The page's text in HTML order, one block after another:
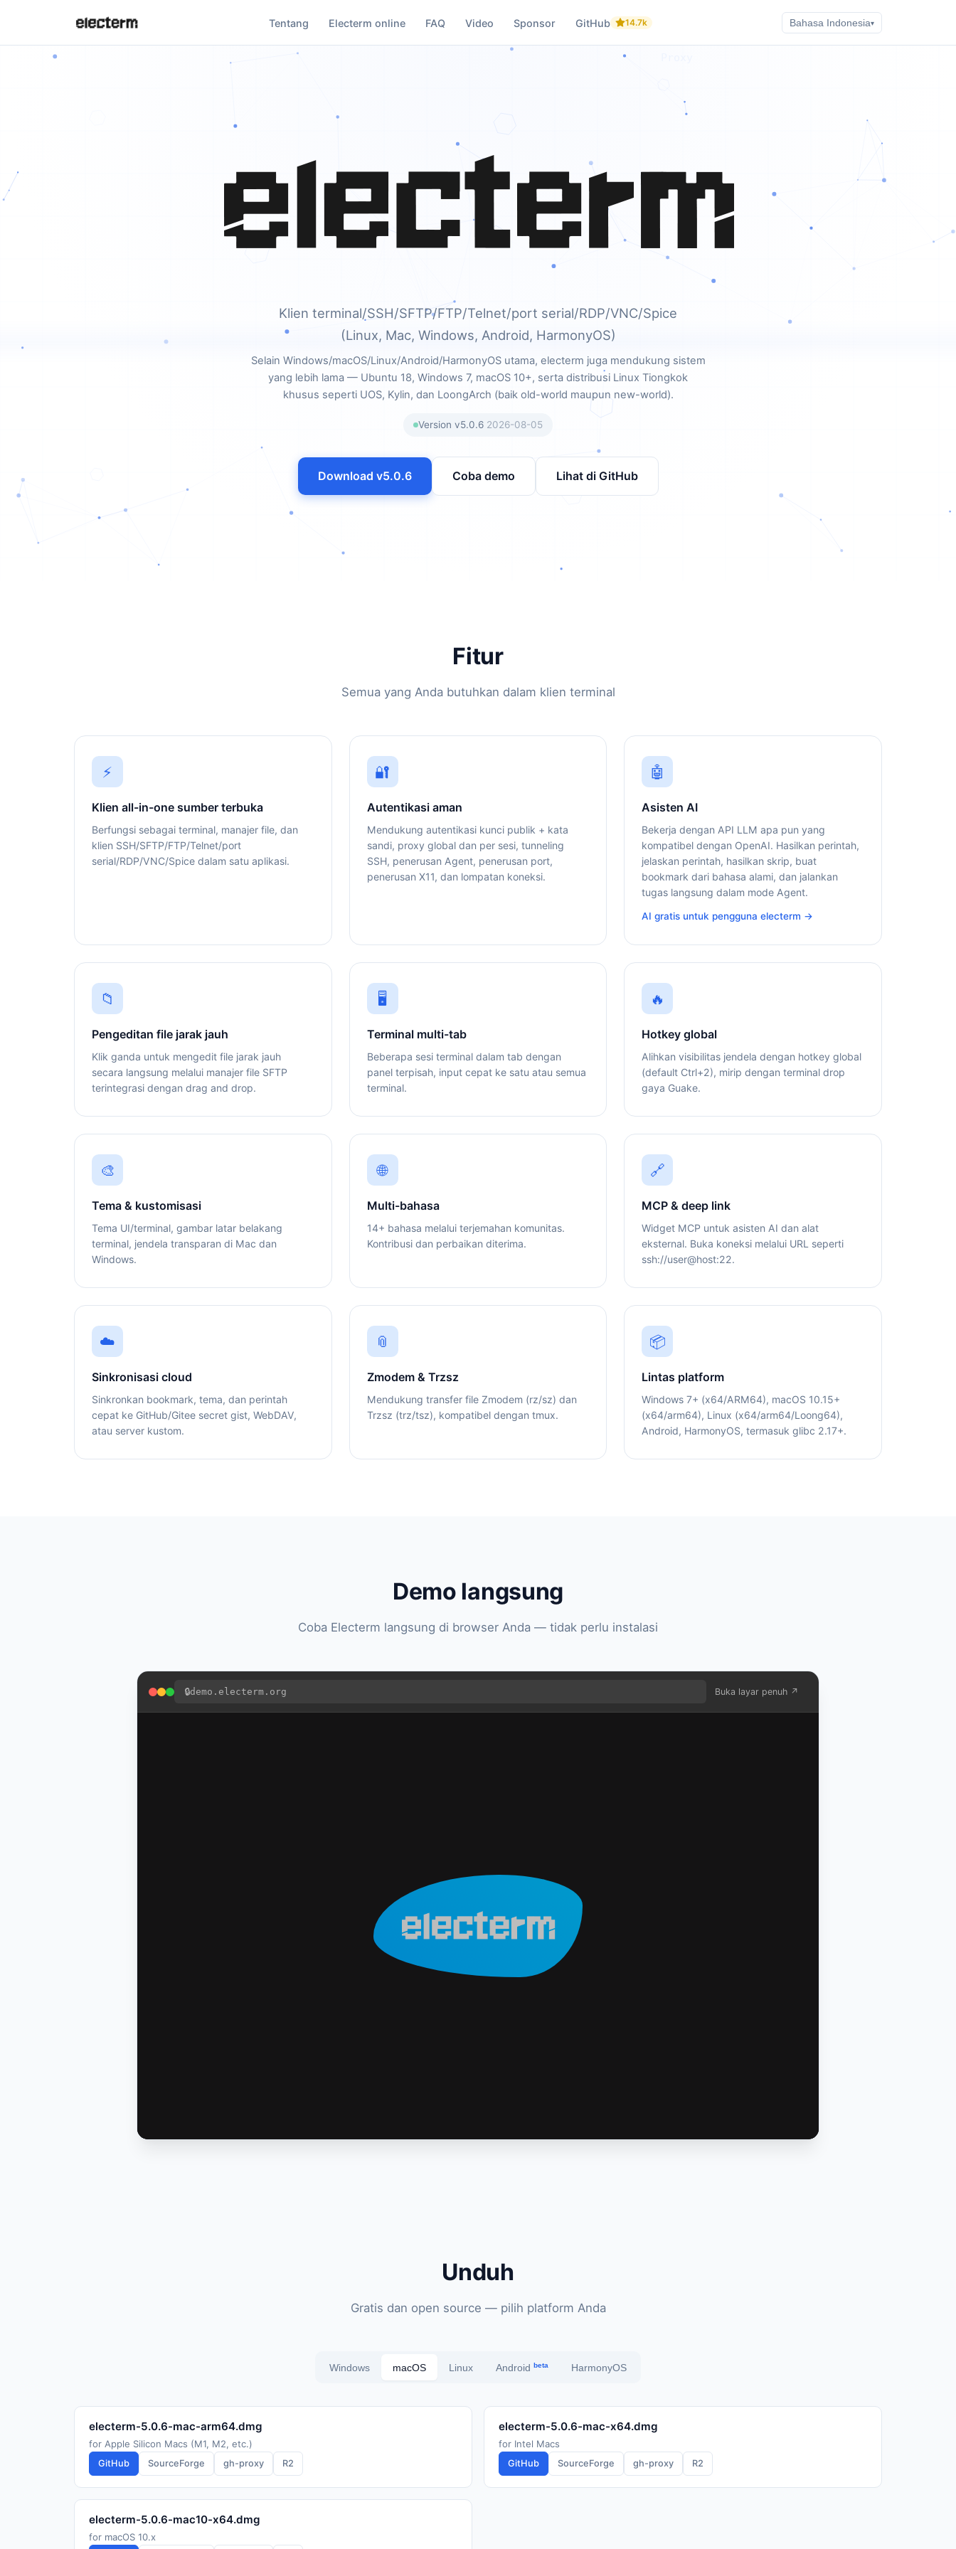
Tentang Electerm online FAQ Video Sponsor GitHub 14.7k Bahasa Indonesia▾
Klien terminal/SSH/SFTP/FTP/Telnet/port serial/RDP/VNC/Spice
(Linux, Mac, Windows, Android, HarmonyOS)
Selain Windows/macOS/Linux/Android/HarmonyOS utama, electerm juga mendukung sistem
yang lebih lama — Ubuntu 18, Windows 7, macOS 10+, serta distribusi Linux Tiongkok
khusus seperti UOS, Kylin, dan LoongArch (baik old-world maupun new-world).
Version v5.0.6 2026-08-05
Download v5.0.6 Coba demo Lihat di GitHub
Fitur
Semua yang Anda butuhkan dalam klien terminal
⚡
Klien all-in-one sumber terbuka
Berfungsi sebagai terminal, manajer file, dan
klien SSH/SFTP/FTP/Telnet/port
serial/RDP/VNC/Spice dalam satu aplikasi.
🔐
Autentikasi aman
Mendukung autentikasi kunci publik + kata
sandi, proxy global dan per sesi, tunneling
SSH, penerusan Agent, penerusan port,
penerusan X11, dan lompatan koneksi.
🤖
Asisten AI
Bekerja dengan API LLM apa pun yang
kompatibel dengan OpenAI. Hasilkan perintah,
jelaskan perintah, hasilkan skrip, buat
bookmark dari bahasa alami, dan jalankan
tugas langsung dalam mode Agent.
AI gratis untuk pengguna electerm →
📁
Pengeditan file jarak jauh
Klik ganda untuk mengedit file jarak jauh
secara langsung melalui manajer file SFTP
terintegrasi dengan drag and drop.
🖥️
Terminal multi-tab
Beberapa sesi terminal dalam tab dengan
panel terpisah, input cepat ke satu atau semua
terminal.
🔥
Hotkey global
Alihkan visibilitas jendela dengan hotkey global
(default Ctrl+2), mirip dengan terminal drop
gaya Guake.
🎨
Tema & kustomisasi
Tema UI/terminal, gambar latar belakang
terminal, jendela transparan di Mac dan
Windows.
🌐
Multi-bahasa
14+ bahasa melalui terjemahan komunitas.
Kontribusi dan perbaikan diterima.
🔗
MCP & deep link
Widget MCP untuk asisten AI dan alat
eksternal. Buka koneksi melalui URL seperti
ssh://user@host:22.
☁️
Sinkronisasi cloud
Sinkronkan bookmark, tema, dan perintah
cepat ke GitHub/Gitee secret gist, WebDAV,
atau server kustom.
📎
Zmodem & Trzsz
Mendukung transfer file Zmodem (rz/sz) dan
Trzsz (trz/tsz), kompatibel dengan tmux.
📦
Lintas platform
Windows 7+ (x64/ARM64), macOS 10.15+
(x64/arm64), Linux (x64/arm64/Loong64),
Android, HarmonyOS, termasuk glibc 2.17+.
Demo langsung
Coba Electerm langsung di browser Anda — tidak perlu instalasi
🔒demo.electerm.org Buka layar penuh ↗
Unduh
Gratis dan open source — pilih platform Anda
Windows macOS Linux Android beta HarmonyOS
electerm-5.0.6-mac-arm64.dmg
for Apple Silicon Macs (M1, M2, etc.)
GitHub SourceForge gh-proxy R2
electerm-5.0.6-mac-x64.dmg
for Intel Macs
GitHub SourceForge gh-proxy R2
electerm-5.0.6-mac10-x64.dmg
for macOS 10.x